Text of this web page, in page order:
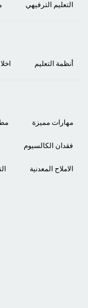
التعليم الترفيهي
أنظمة التعليم
مهارات مميزة
فقدان الكالسيوم
الاملاح المعدنية